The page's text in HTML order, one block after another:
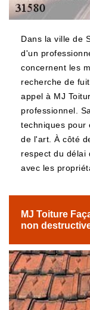
Dans la ville de
d'un
concernent les
recherche de
appel à MJ
professionnel.
techniques pour
de l'art. À côté
respect du délai
avec les
MJ Toiture
non